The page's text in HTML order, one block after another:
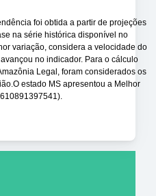
foi obtida a partir de projeções
na série histórica disponível no
variação, considera a velocidade do
no indicador. Para o cálculo
Legal, foram considerados os
estado MS apresentou a Melhor